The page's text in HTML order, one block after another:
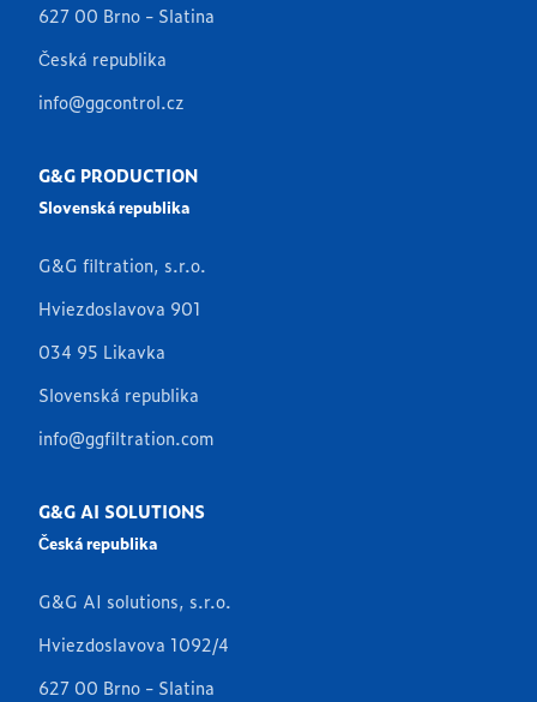
627 00 Brno - Slatina
Česká republika
info@ggcontrol.cz
G&G PRODUCTION
Slovenská republika
G&G filtration, s.r.o.
Hviezdoslavova 901
034 95 Likavka
Slovenská republika
info@ggfiltration.com
G&G AI SOLUTIONS
Česká republika
G&G AI solutions, s.r.o.
Hviezdoslavova 1092/4
627 00 Brno - Slatina